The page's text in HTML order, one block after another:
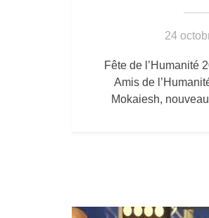
24
Fête de l’Humanité
Amis de
Mokaiesh,